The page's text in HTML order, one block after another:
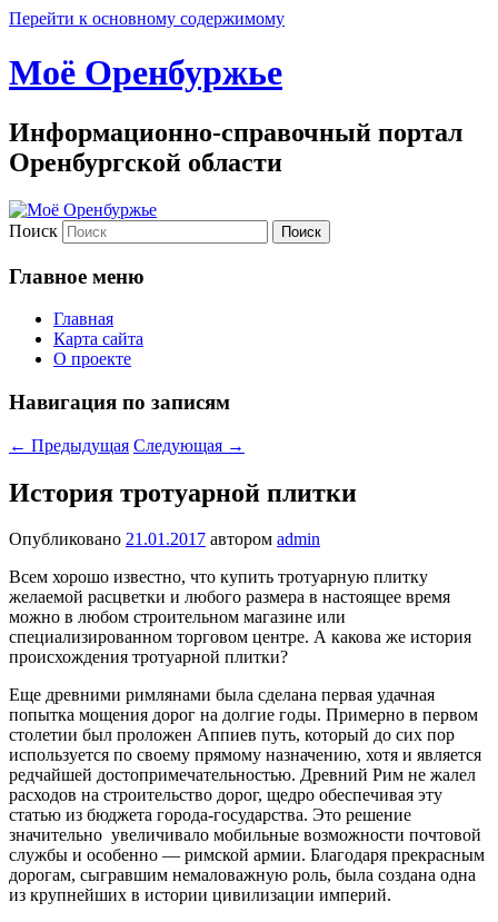
Перейти к основному содержимому
Моё Оренбуржье
Информационно-справочный портал
Оренбургской области
Поиск
Главное меню
Главная
Карта сайта
О проекте
Навигация по записям
← Предыдущая Следующая →
История тротуарной плитки
Опубликовано 21.01.2017 автором admin
Всем хорошо известно, что купить тротуарную плитку
желаемой расцветки и любого размера в настоящее время
можно в любом строительном магазине или
специализированном торговом центре. А какова же история
происхождения тротуарной плитки?
Еще древними римлянами была сделана первая удачная
попытка мощения дорог на долгие годы. Примерно в первом
столетии был проложен Аппиев путь, который до сих пор
используется по своему прямому назначению, хотя и является
редчайшей достопримечательностью. Древний Рим не жалел
расходов на строительство дорог, щедро обеспечивая эту
статью из бюджета города-государства. Это решение
значительно увеличивало мобильные возможности почтовой
службы и особенно — римской армии. Благодаря прекрасным
дорогам, сыгравшим немаловажную роль, была создана одна
из крупнейших в истории цивилизации империй.